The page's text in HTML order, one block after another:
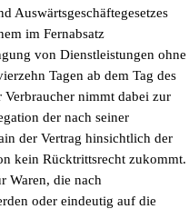
Auswärtsgeschäftegesetzes
im Fernabsatz
von Dienstleistungen ohne
Tagen ab dem Tag des
Verbraucher nimmt dabei zur
der nach seiner
der Vertrag hinsichtlich der
kein Rücktrittsrecht zukommt.
Waren, die nach
oder eindeutig auf die